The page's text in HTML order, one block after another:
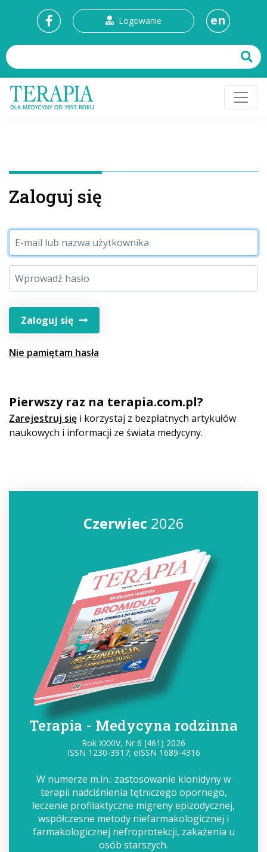
Logowanie en
Zaloguj się
Zaloguj się
Nie pamiętam hasła
Pierwszy raz na terapia.com.pl?
Zarejestruj się i korzystaj z bezpłatnych artykułów
naukowych i informacji ze świata medycyny.
Czerwiec2026
Terapia - Medycyna rodzinna
Rok XXXIV, Nr 6 (461) 2026
ISSN 1230-3917; eISSN 1689-4316
W numerze m.in.: zastosowanie klonidyny w
terapii nadciśnienia tętniczego opornego,
leczenie profilaktyczne migreny epizodycznej,
współczesne metody niefarmakologicznej i
farmakologicznej nefroprotekcji, zakażenia u
osób starszych.